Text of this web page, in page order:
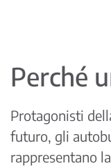
Perché
Protagonisti
futuro, gli
rappresentano